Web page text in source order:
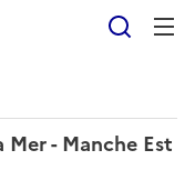
- Manche Est